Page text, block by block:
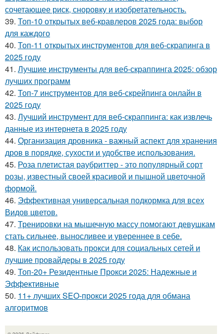
сочетающее риск, сноровку и изобретательность.
39. Топ-10 открытых веб-кравлеров 2025 года: выбор
для каждого
40. Топ-11 открытых инструментов для веб-скрапинга в
2025 году
41. Лучшие инструменты для веб-скраппинга 2025: обзор
лучших программ
42. Топ-7 инструментов для веб-скрейпинга онлайн в
2025 году
43. Лучший инструмент для веб-скраппинга: как извлечь
данные из интернета в 2025 году
44. Организация дровника - важный аспект для хранения
дров в порядке, сухости и удобстве использования.
45. Роза плетистая раубриттер - это популярный сорт
розы, известный своей красивой и пышной цветочной
формой.
46. Эффективная универсальная подкормка для всех
Видов цветов.
47. Тренировки на мышечную массу помогают девушкам
стать сильнее, выносливее и увереннее в себе.
48. Как использовать прокси для социальных сетей и
лучшие провайдеры в 2025 году
49. Топ-20+ Резидентные Прокси 2025: Надежные и
Эффективные
50. 11+ лучших SEO-прокси 2025 года для обмана
алгоритмов